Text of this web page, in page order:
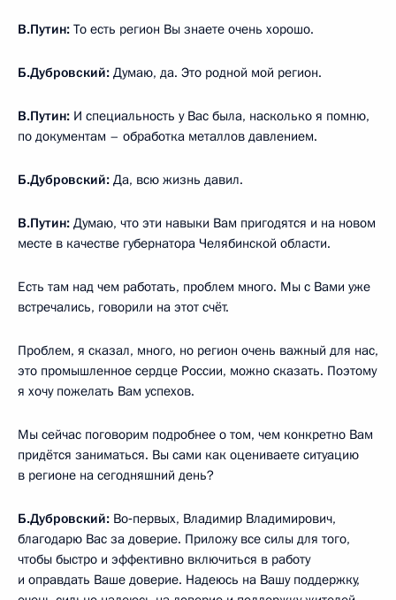
В.Путин: То есть регион Вы знаете очень хорошо.
Б.Дубровский: Думаю, да. Это родной мой регион.
В.Путин: И специальность у Вас была, насколько я помню,
по документам – обработка металлов давлением.
Б.Дубровский: Да, всю жизнь давил.
В.Путин: Думаю, что эти навыки Вам пригодятся и на новом
месте в качестве губернатора Челябинской области.
Есть там над чем работать, проблем много. Мы с Вами уже
встречались, говорили на этот счёт.
Проблем, я сказал, много, но регион очень важный для нас,
это промышленное сердце России, можно сказать. Поэтому
я хочу пожелать Вам успехов.
Мы сейчас поговорим подробнее о том, чем конкретно Вам
придётся заниматься. Вы сами как оцениваете ситуацию
в регионе на сегодняшний день?
Б.Дубровский: Во‑первых, Владимир Владимирович,
благодарю Вас за доверие. Приложу все силы для того,
чтобы быстро и эффективно включиться в работу
и оправдать Ваше доверие. Надеюсь на Вашу поддержку,